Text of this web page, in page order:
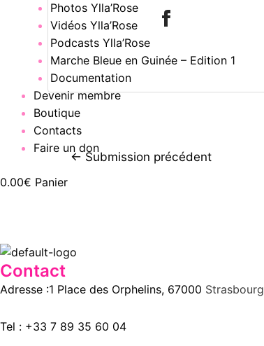
Photos Ylla’Rose
Vidéos Ylla’Rose
Podcasts Ylla’Rose
Marche Bleue en Guinée – Edition 1
Documentation
Devenir membre
Boutique
Contacts
Faire un don
0.00€ Panier
Navigation
l’article
←Submission précédent
Contact
Adresse :1 Place des Orphelins, 67000 Strasbourg
Tel : +33 7 89 35 60 04